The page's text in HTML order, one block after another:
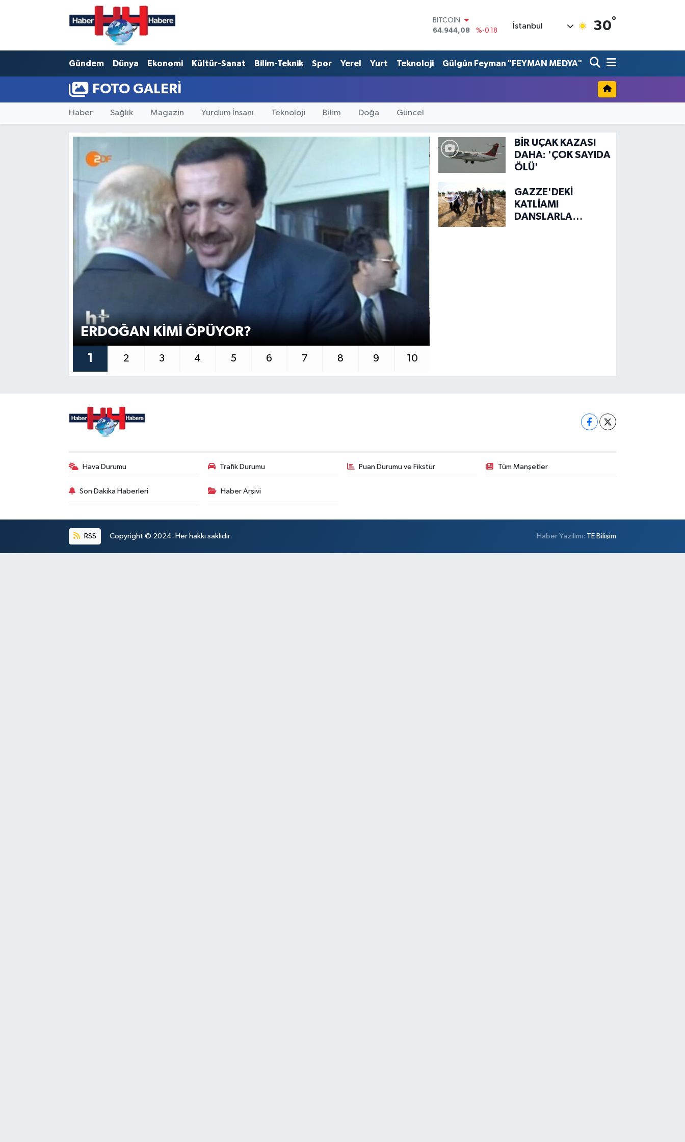
BITCOIN
64.944,08
%-0.18
47,7436
%0.18
EURO
GRAM ALTIN
İstanbul 30°
Gündem Dünya Ekonomi Kültür-Sanat Bilim-Teknik Spor Yerel Yurt Teknoloji Gülgûn Feyman "FEYMAN MEDYA"
FOTO GALERI
Haber Sağlık Magazin Yurdum İnsanı Teknoloji Bilim Doğa Güncel
ERDOĞAN KİMİ ÖPÜYOR?
1 2 3 4 5 6 7 8 9 10
BİR UÇAK KAZASI
DAHA: 'ÇOK SAYIDA
ÖLÜ'
GAZZE'DEKİ
KATLİAMI
DANSLARLA
Hava Durumu Trafik Durumu Puan Durumu ve Fikstür Tüm Manşetler
Son Dakika Haberleri Haber Arşivi
RSS Copyright © 2024. Her hakkı saklıdır. Haber Yazılımı: TE Bilişim
Trafik Durumu
Süper Lig Puan Durumu ve Fikstür
Tüm Manşetler